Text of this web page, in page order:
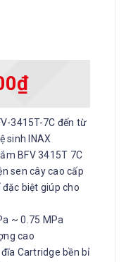
₫
3415T-7C đến từ
sinh INAX
BFV 3415T 7C
sen cây cao cấp
biệt giúp cho
~ 0.75 MPa
cao
Cartridge bền bỉ